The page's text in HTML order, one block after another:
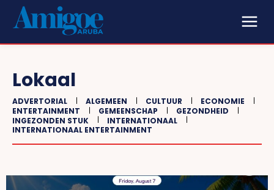
Lokaal
ADVERTORIAL ALGEMEEN CULTUUR
ECONOMIE
ENTERTAINMENT
GEMEENSCHAP
GEZONDHEID
INGEZONDEN STUK
INTERNATIONAAL
INTERNATIONAAL ENTERTAINMENT